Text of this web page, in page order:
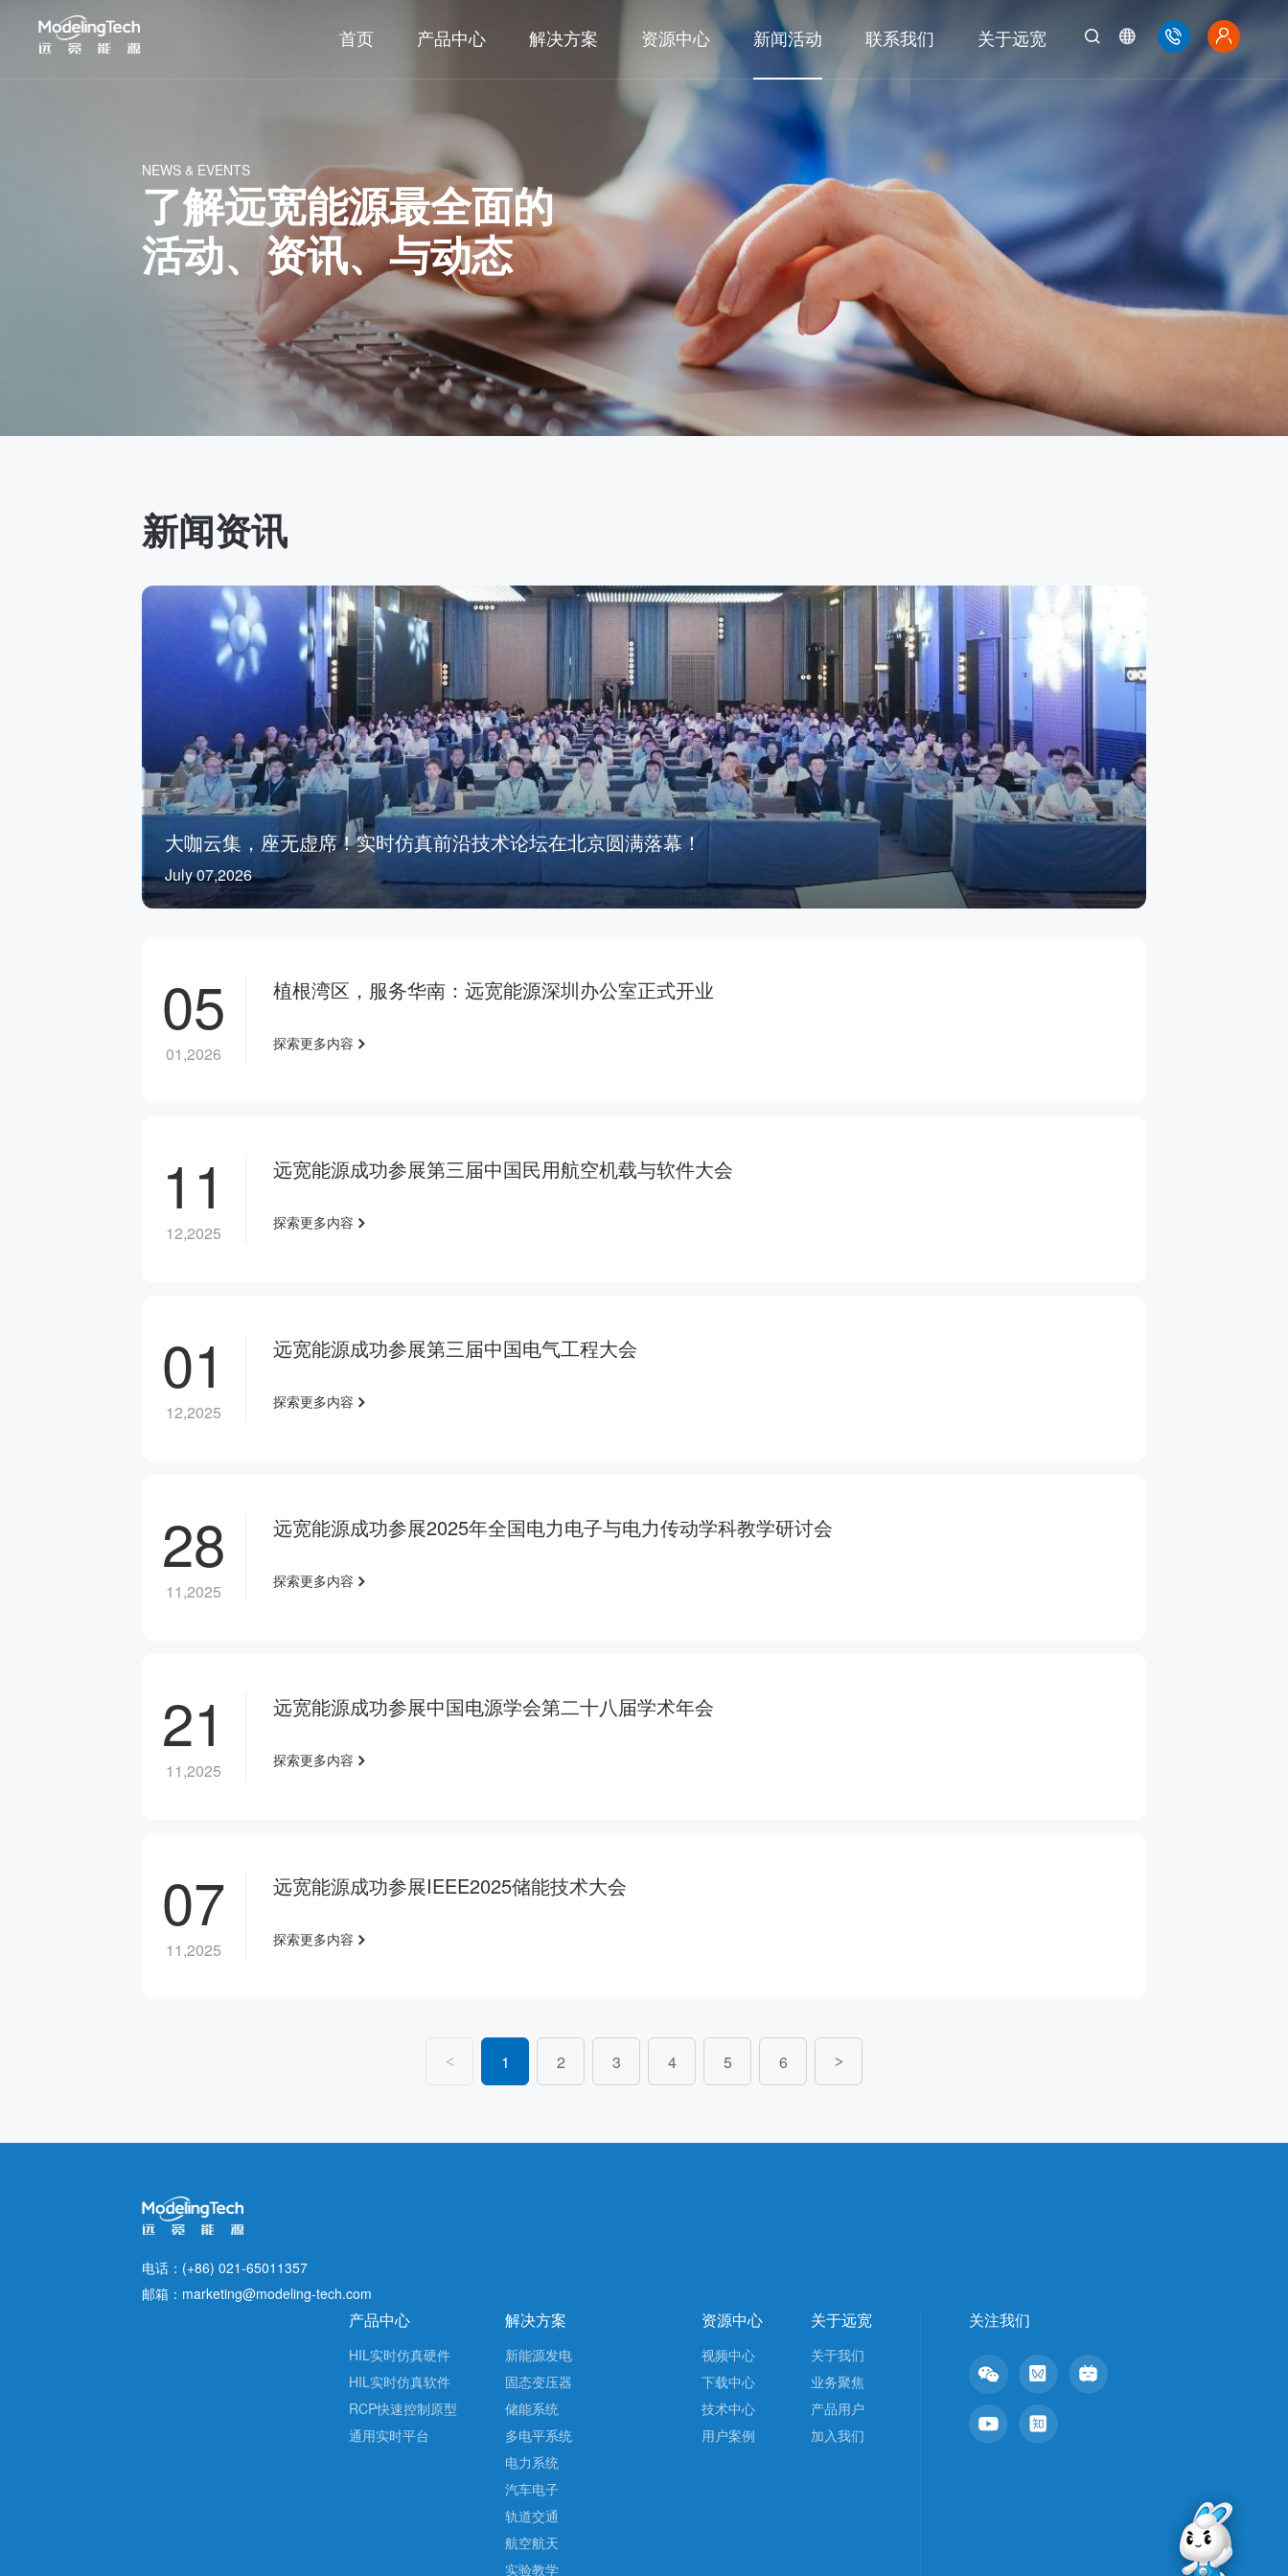
首页 产品中心 解决方案 资源中心 新闻活动 联系我们 关于远宽
NEWS & EVENTS
了解远宽能源最全面的
活动、资讯、与动态
新闻资讯
大咖云集，座无虚席！实时仿真前沿技术论坛在北京圆满落幕！
July 07,2026
05
01,2026
植根湾区，服务华南：远宽能源深圳办公室正式开业
探索更多内容
11
12,2025
远宽能源成功参展第三届中国民用航空机载与软件大会
探索更多内容
01
12,2025
远宽能源成功参展第三届中国电气工程大会
探索更多内容
28
11,2025
远宽能源成功参展2025年全国电力电子与电力传动学科教学研讨会
探索更多内容
21
11,2025
远宽能源成功参展中国电源学会第二十八届学术年会
探索更多内容
07
11,2025
远宽能源成功参展IEEE2025储能技术大会
探索更多内容
< 1 2 3 4 5 6 >
电话：(+86) 021-65011357
邮箱：marketing@modeling-tech.com
产品中心
HIL实时仿真硬件
HIL实时仿真软件
RCP快速控制原型
通用实时平台
解决方案
新能源发电
固态变压器
储能系统
多电平系统
电力系统
汽车电子
轨道交通
航空航天
实验教学
资源中心
视频中心
下载中心
技术中心
用户案例
关于远宽
关于我们
业务聚焦
产品用户
加入我们
关注我们